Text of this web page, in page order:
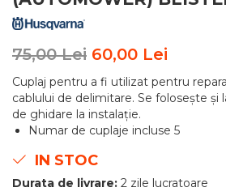
75,00 Lei 60,00 Lei
Cuplaj pentru a fi utilizat pentru
cablului de delimitare. Se folosește și
de ghidare la instalație.
Numar de cuplaje incluse 5
IN STOC
Durata de livrare: 2 zile lucratoare